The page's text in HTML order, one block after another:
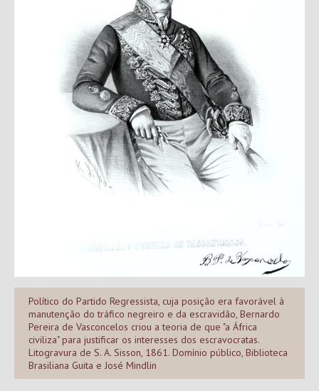
Político do Partido Regressista, cuja posição era favorável à
manutenção do tráfico negreiro e da escravidão, Bernardo
Pereira de Vasconcelos criou a teoria de que "a África
civiliza" para justificar os interesses dos escravocratas.
Litogravura de S. A. Sisson, 1861. Domínio público, Biblioteca
Brasiliana Guita e José Mindlin